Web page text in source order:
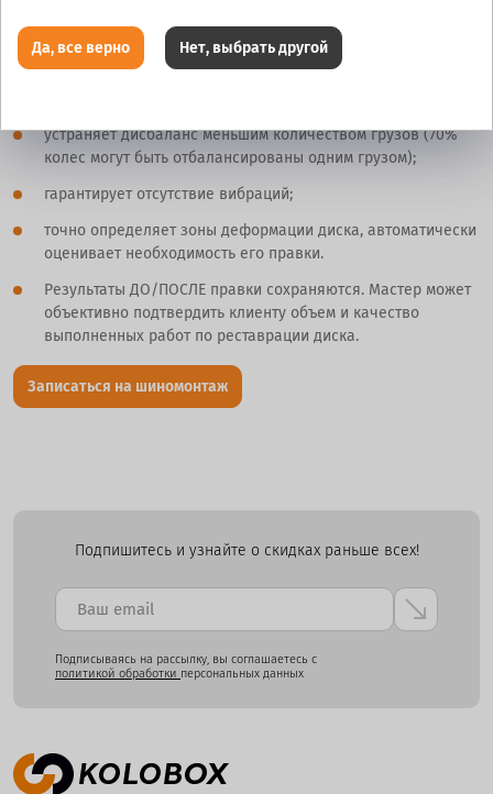
даёт рекомендации по проверке развал-схождения;
балансировка любого литого колеса за 1 цикл;
устраняет дисбаланс меньшим количеством грузов (70%
колес могут быть отбалансированы одним грузом);
гарантирует отсутствие вибраций;
точно определяет зоны деформации диска, автоматически
оценивает необходимость его правки.
Результаты ДО/ПОСЛЕ правки сохраняются. Мастер может
объективно подтвердить клиенту объем и качество
выполненных работ по реставрации диска.
Записаться на шиномонтаж
Подпишитесь и узнайте о скидках раньше всех!
Подписываясь на рассылку, вы соглашаетесь с
политикой обработки персональных данных
Да, все верно Нет, выбрать другой